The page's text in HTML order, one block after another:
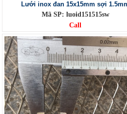
Lưới inox đan 15x15mm sợi
Mã SP: luoid151515sw
Call